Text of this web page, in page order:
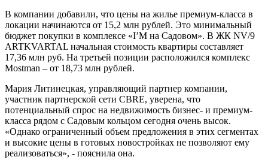
В компании добавили, что цены на жилье премиум-класса в
локации начинаются от 15,2 млн рублей. Это минимальный
бюджет покупки в комплексе «I’M на Садовом». В ЖК NV/9
ARTKVARTAL начальная стоимость квартиры составляет
17,36 млн руб. На третьей позиции расположился комплекс
Mostman – от 18,73 млн рублей.
Мария Литинецкая, управляющий партнер компании,
участник партнерской сети CBRE, уверена, что
потенциальный спрос на недвижимость бизнес- и премиум-
класса рядом с Садовым кольцом сегодня очень высок.
«Однако ограниченный объем предложения в этих сегментах
и высокие цены в готовых новостройках не позволяют ему
реализоваться», - пояснила она.